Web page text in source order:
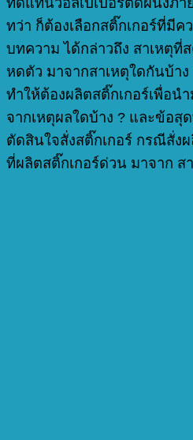
ทว่า ก็ต้องเลือกสติ๊กเกอร์ที่มี
บทความ ได้กล่าวถึง สาเหตุที่
หดตัว มาจากสาเหตุใดกันบ้า
ทำให้ต้องผลิตสติ๊กเกอร์เพื่อน
จากเหตุผลใดบ้าง ? และข้อสุ
ตัดสินใจสั่งสติ๊กเกอร์ กรณีสั่ง
ที่ผลิตสติ๊กเกอร์ด่วน มาจาก ส